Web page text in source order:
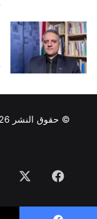
© حقوق النشر 2026، جميع الحقوق محفوظة |
فيسبوك